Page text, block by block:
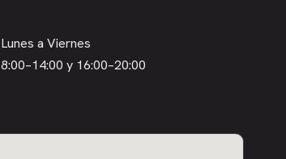
Lunes a Viernes
8:00–14:00 y 16:00–20:00